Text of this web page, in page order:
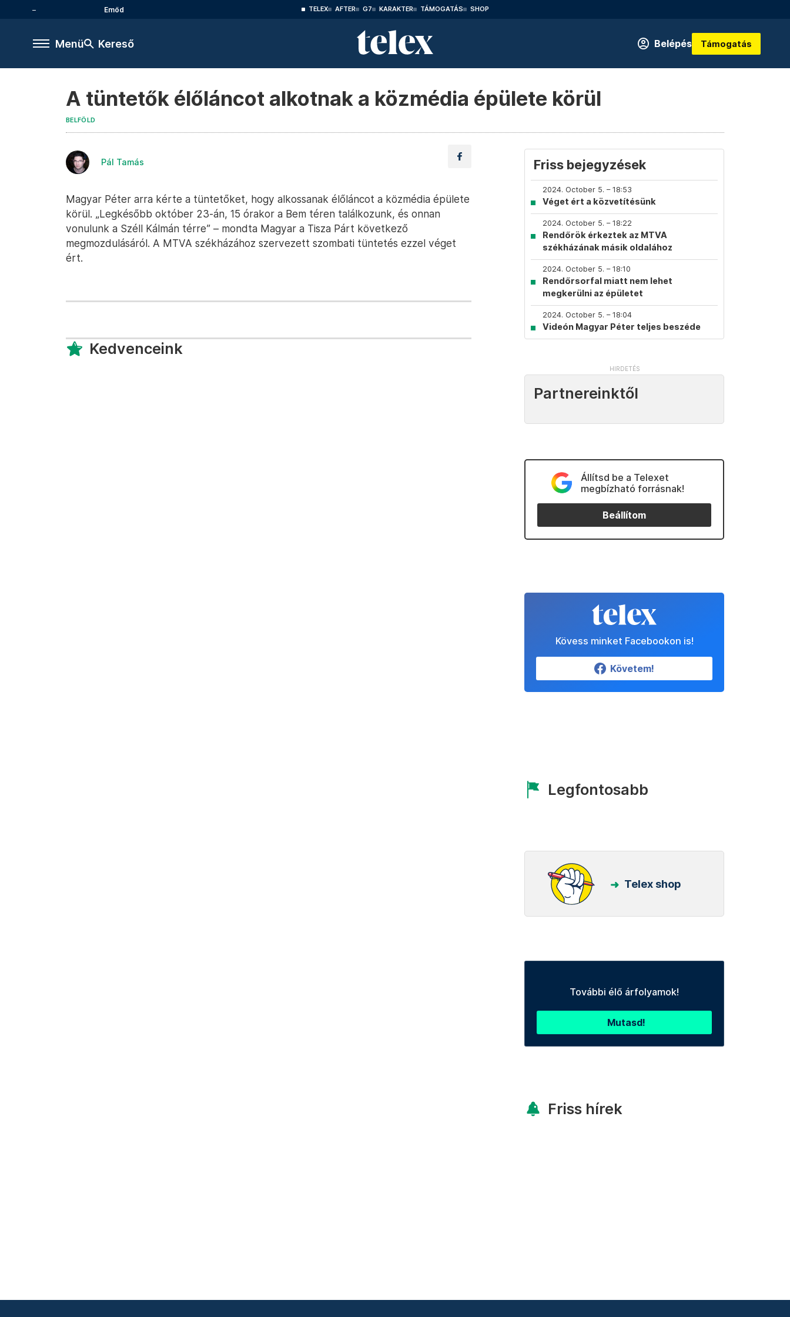
Emőd TELEX AFTER G7 KARAKTER TÁMOGATÁS SHOP
Menü Kereső Belépés Támogatás
A tüntetők élőláncot alkotnak a közmédia épülete körül
BELFÖLD
Pál Tamás
Magyar Péter arra kérte a tüntetőket, hogy alkossanak élőláncot a közmédia épülete
körül. „Legkésőbb október 23-án, 15 órakor a Bem téren találkozunk, és onnan
vonulunk a Széll Kálmán térre” – mondta Magyar a Tisza Párt következő
megmozdulásáról. A MTVA székházához szervezett szombati tüntetés ezzel véget
ért.
Kedvenceink
Friss bejegyzések
2024. October 5. – 18:53
Véget ért a közvetítésünk
2024. October 5. – 18:22
Rendőrök érkeztek az MTVA
székházának másik oldalához
2024. October 5. – 18:10
Rendőrsorfal miatt nem lehet
megkerülni az épületet
2024. October 5. – 18:04
Videón Magyar Péter teljes beszéde
Partnereinktől
Állítsd be a Telexet
megbízható forrásnak!
Beállítom
Kövess minket Facebookon is!
Követem!
Legfontosabb
Telex shop
További élő árfolyamok!
Mutasd!
Friss hírek